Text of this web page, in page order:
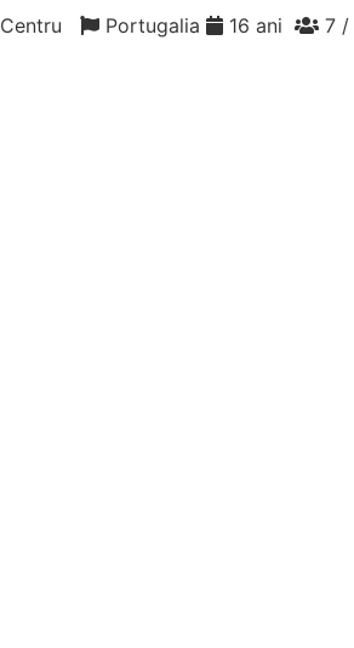
Portugalia 16 ani 7 /